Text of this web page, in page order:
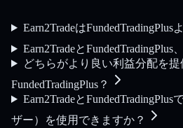
Earn2Tradeは
Earn2Tradeと
どちらがより良い利益分配を提
FundedTradingPlus？
Earn2Tradeと
ザー）を使用できますか？